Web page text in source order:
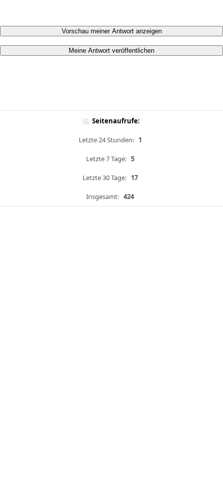
Vorschau meiner Antwort anzeigen
Meine Antwort veröffentlichen
Seitenaufrufe:
Letzte 24 Stunden: 1
Letzte 7 Tage: 5
Letzte 30 Tage: 17
Insgesamt: 424